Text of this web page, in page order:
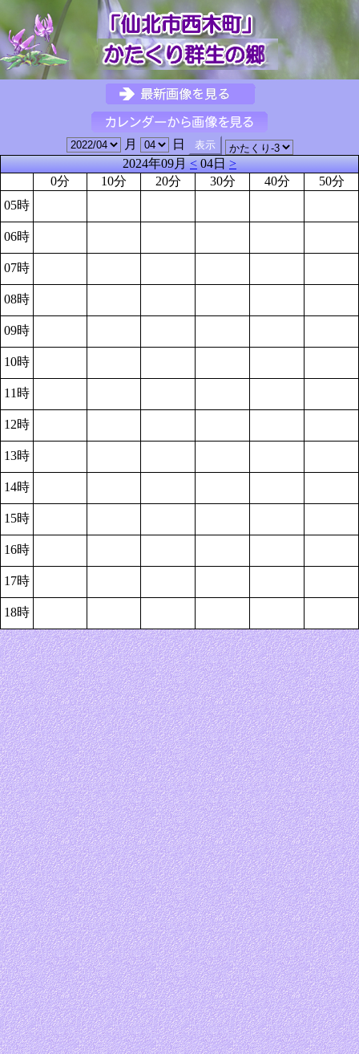
月
日
2024年09月<04日>
0分
10分 20分 30分 40分
50分
05時
06時
07時
08時
09時
10時
11時
12時
13時
14時
15時
16時
17時
18時